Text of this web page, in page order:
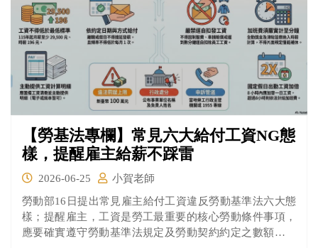
【勞基法專欄】常見六大給付工資NG態
樣，提醒雇主給薪不踩雷
2026-06-25
小賀老師
勞動部16日提出常見雇主給付工資違反勞動基準法六大態
樣；提醒雇主，工資是勞工最重要的核心勞動條件事項，
應要確實遵守勞動基準法規定及勞動契約約定之數額及期